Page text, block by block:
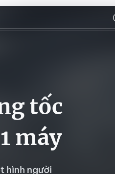
tốc
máy
hình người